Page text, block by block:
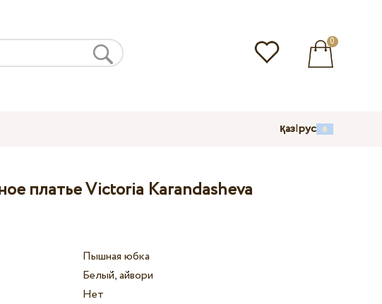
0
қаз|рус
платье Victoria Karandasheva
Пышная юбка
Белый, айвори
Нет